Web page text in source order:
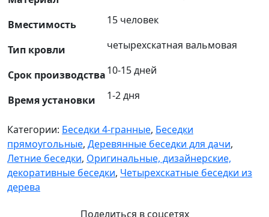
Вместимость 15 человек
Тип кровли четырехскатная вальмовая
Срок производства10-15 дней
Время установки 1-2 дня
Категории: Беседки 4-гранные, Беседки
прямоугольные, Деревянные беседки для дачи,
Летние беседки, Оригинальные, дизайнерские,
декоративные беседки, Четырехскатные беседки из
дерева
Поделиться в соцсетях